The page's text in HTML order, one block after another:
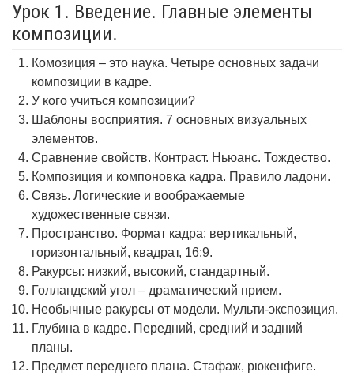
Урок 1. Введение. Главные элементы
композиции.
Комозиция – это наука. Четыре основных задачи
композиции в кадре.
У кого учиться композиции?
Шаблоны восприятия. 7 основных визуальных
элементов.
Сравнение свойств. Контраст. Ньюанс. Тождество.
Композиция и компоновка кадра. Правило ладони.
Связь. Логические и воображаемые
художественные связи.
Пространство. Формат кадра: вертикальный,
горизонтальный, квадрат, 16:9.
Ракурсы: низкий, высокий, стандартный.
Голландский угол – драматический прием.
Необычные ракурсы от модели. Мульти-экспозиция.
Глубина в кадре. Передний, средний и задний
планы.
Предмет переднего плана. Стафаж, рюкенфиге.